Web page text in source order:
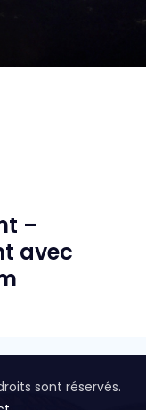
–
avec
sont réservés.